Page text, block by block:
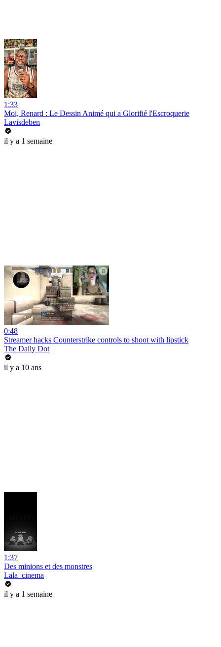
1:33
Moi, Renard : Le Dessin Animé qui a Glorifié l'Escroquerie
Lavisdeben
il y a 1 semaine
0:48
Streamer hacks Counterstrike controls to shoot with lipstick
The Daily Dot
il y a 10 ans
1:37
Des minions et des monstres
Lala_cinema
il y a 1 semaine